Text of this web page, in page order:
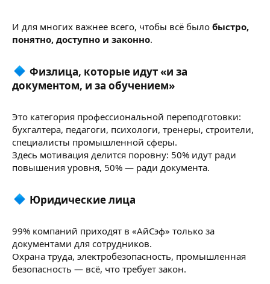
И для многих важнее всего, чтобы всё было быстро,
понятно, доступно и законно.
Физлица, которые идут «и за
документом, и за обучением»
Это категория профессиональной переподготовки:
бухгалтера, педагоги, психологи, тренеры, строители,
специалисты промышленной сферы.
Здесь мотивация делится поровну: 50% идут ради
повышения уровня, 50% — ради документа.
Юридические лица
99% компаний приходят в «АйСэф» только за
документами для сотрудников.
Охрана труда, электробезопасность, промышленная
безопасность — всё, что требует закон.